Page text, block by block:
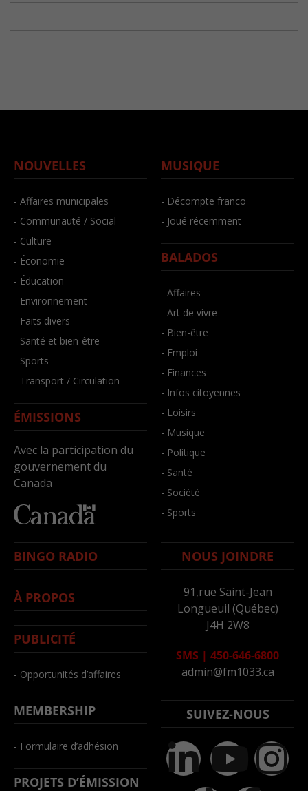
NOUVELLES
- Affaires municipales
- Communauté / Social
- Culture
- Économie
- Éducation
- Environnement
- Faits divers
- Santé et bien-être
- Sports
- Transport / Circulation
ÉMISSIONS
Avec la participation du
gouvernement du
Canada
MUSIQUE
- Décompte franco
- Joué récemment
BALADOS
- Affaires
- Art de vivre
- Bien-être
- Emploi
- Finances
- Infos citoyennes
- Loisirs
- Musique
- Politique
- Santé
- Société
- Sports
BINGO RADIO
À PROPOS
PUBLICITÉ
- Opportunités d’affaires
MEMBERSHIP
- Formulaire d’adhésion
PROJETS D’ÉMISSION
NOUS JOINDRE
91,rue Saint-Jean
Longueuil (Québec)
J4H 2W8
SMS | 450-646-6800
admin@fm1033.ca
SUIVEZ-NOUS